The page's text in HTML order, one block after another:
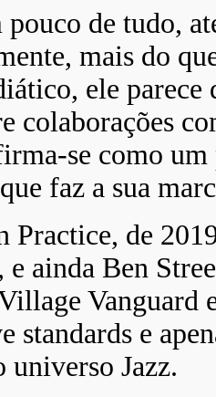
de tudo,
mais do
ele parece
colaborações
se como
faz a sua
Practice, de
ainda Ben
Vanguard
standards e
universo Jazz.